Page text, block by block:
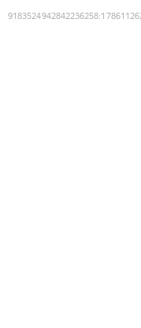
9183524942842236258: